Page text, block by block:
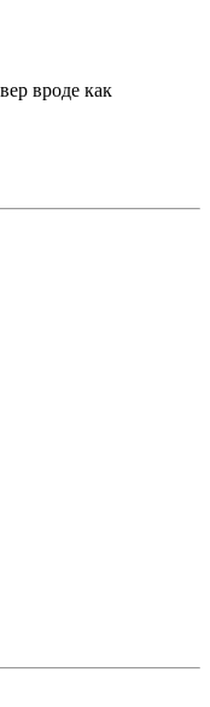
вроде как